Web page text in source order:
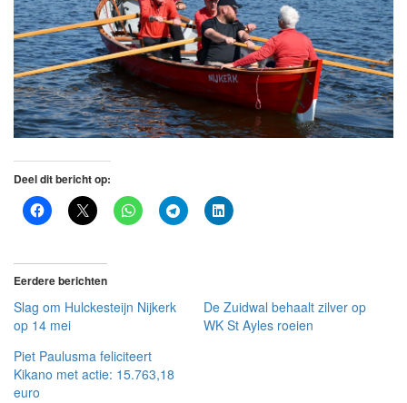
Deel dit bericht op:
Eerdere berichten
Slag om Hulckesteijn Nijkerk
op 14 mei
De Zuidwal behaalt zilver op
WK St Ayles roeien
Piet Paulusma feliciteert
Kikano met actie: 15.763,18
euro